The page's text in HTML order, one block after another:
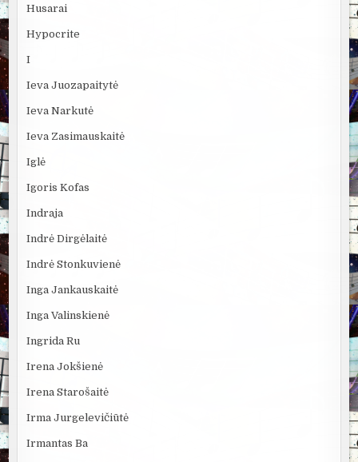
Husarai
Hypocrite
I
Ieva Juozapaitytė
Ieva Narkutė
Ieva Zasimauskaitė
Iglė
Igoris Kofas
Indraja
Indrė Dirgėlaitė
Indrė Stonkuvienė
Inga Jankauskaitė
Inga Valinskienė
Ingrida Ru
Irena Jokšienė
Irena Starošaitė
Irma Jurgelevičiūtė
Irmantas Ba